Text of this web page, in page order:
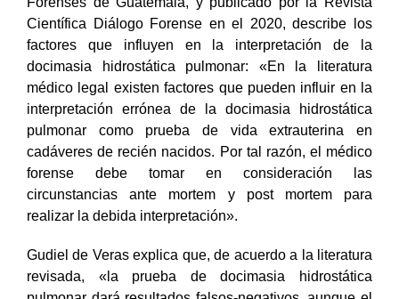
Forenses de Guatemala, y publicado por la Revista
Científica Diálogo Forense en el 2020, describe los
factores que influyen en la interpretación de la
docimasia hidrostática pulmonar: «En la literatura
médico legal existen factores que pueden influir en la
interpretación errónea de la docimasia hidrostática
pulmonar como prueba de vida extrauterina en
cadáveres de recién nacidos. Por tal razón, el médico
circunstancias ante mortem y post mortem para
realizar la debida interpretación».
Gudiel de Veras explica que, de acuerdo a la literatura
revisada, «la prueba de docimasia hidrostática